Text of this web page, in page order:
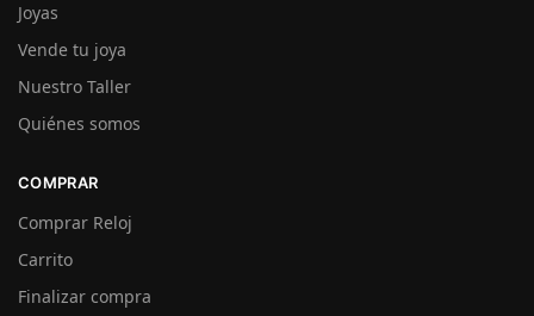
Joyas
Vende tu joya
Nuestro Taller
Quiénes somos
COMPRAR
Comprar Reloj
Carrito
Finalizar compra